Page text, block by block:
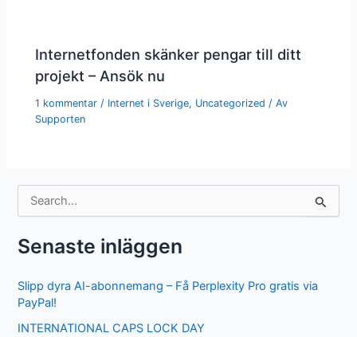
Internetfonden skänker pengar till ditt
projekt – Ansök nu
1 kommentar / Internet i Sverige, Uncategorized / Av
Supporten
e
f
e
r
Senaste inläggen
Slipp dyra AI-abonnemang – Få Perplexity Pro gratis via
PayPal!
INTERNATIONAL CAPS LOCK DAY